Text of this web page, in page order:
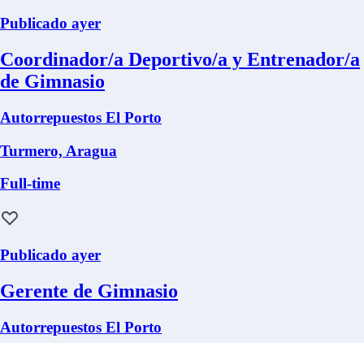
Publicado ayer
Coordinador/a Deportivo/a y Entrenador/a
de Gimnasio
Autorrepuestos El Porto
Turmero, Aragua
Full-time
Publicado ayer
Gerente de Gimnasio
Autorrepuestos El Porto